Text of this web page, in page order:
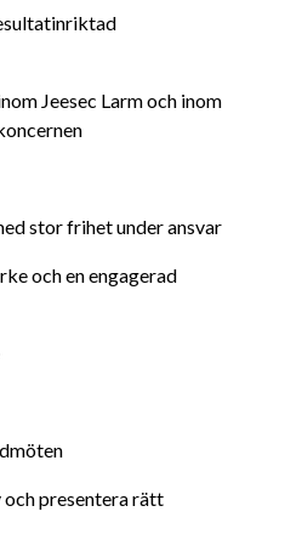
Jeesec Larm och inom
stor frihet under ansvar
och en engagerad
och presentera rätt